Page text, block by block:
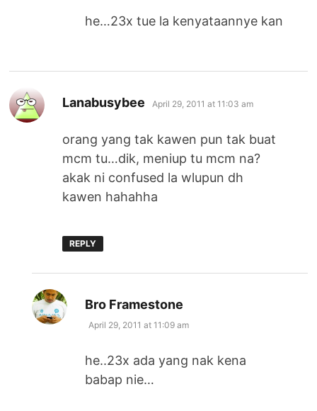
he…23x tue la kenyataannye kan
Lanabusybee says:
April 29, 2011 at 11:03 am
orang yang tak kawen pun tak buat
mcm tu…dik, meniup tu mcm na?
akak ni confused la wlupun dh
kawen hahahha
REPLY
Bro Framestone
April 29, 2011 at 11:09 am
he..23x ada yang nak kena
babap nie…